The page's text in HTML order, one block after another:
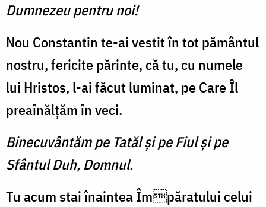
Dumnezeu pentru noi!
Nou Constantin te-ai vestit în tot pământul
nostru, fericite părinte, că tu, cu numele
lui Hristos, l-ai făcut luminat, pe Care Îl
preaînălțăm în veci.
Binecuvântăm pe Tatăl și pe Fiul și pe
Sfântul Duh, Domnul.
Tu acum stai înaintea Împăratului celui